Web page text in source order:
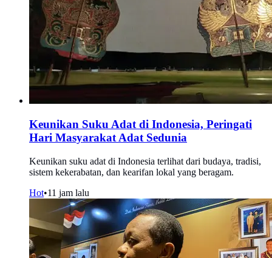
Keunikan Suku Adat di Indonesia, Peringati
Hari Masyarakat Adat Sedunia
Keunikan suku adat di Indonesia terlihat dari budaya, tradisi,
sistem kekerabatan, dan kearifan lokal yang beragam.
Hot•11 jam lalu